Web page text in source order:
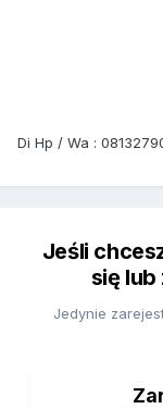
Di Hp / Wa :
Jeśli
się
Jedynie